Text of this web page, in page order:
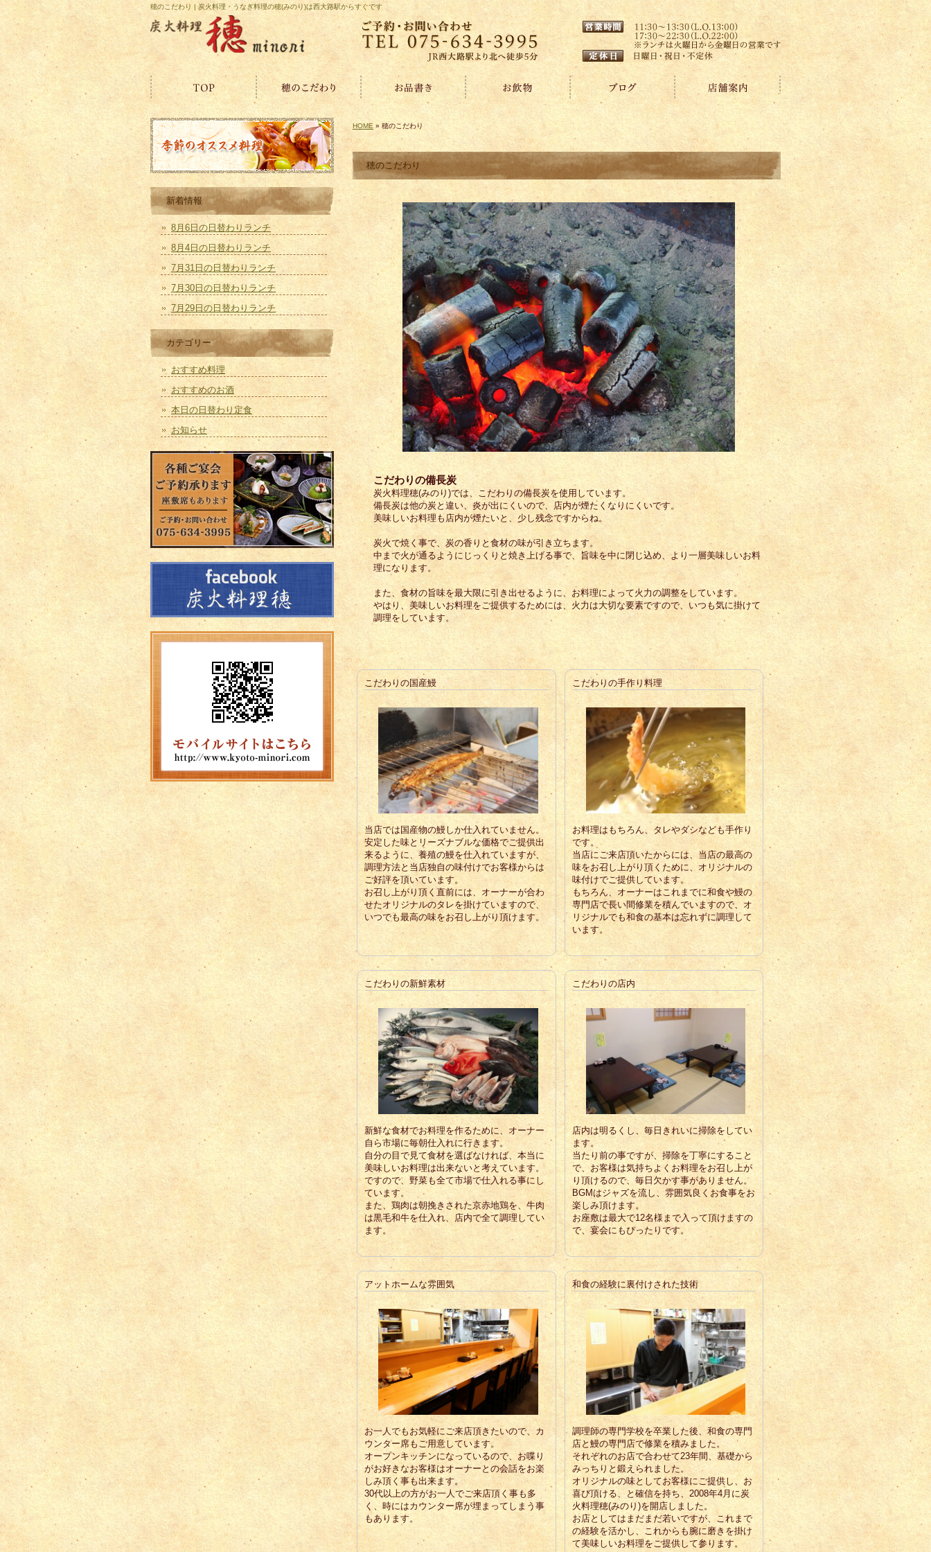
穂のこだわり | 炭火料理・うなぎ料理の穂(みのり)は西大路駅からすぐです
HOME » 穂のこだわり
穂のこだわり
こだわりの備長炭
炭火料理穂(みのり)では、こだわりの備長炭を使用しています。
備長炭は他の炭と違い、炎が出にくいので、店内が煙たくなりにくいです。
美味しいお料理も店内が煙たいと、少し残念ですからね。
炭火で焼く事で、炭の香りと食材の味が引き立ちます。
中まで火が通るようにじっくりと焼き上げる事で、旨味を中に閉じ込め、より一層美味しいお料
理になります。
また、食材の旨味を最大限に引き出せるように、お料理によって火力の調整をしています。
やはり、美味しいお料理をご提供するためには、火力は大切な要素ですので、いつも気に掛けて
調理をしています。
こだわりの国産鰻
当店では国産物の鰻しか仕入れていません。
安定した味とリーズナブルな価格でご提供出
来るように、養殖の鰻を仕入れていますが、
調理方法と当店独自の味付けでお客様からは
ご好評を頂いています。
お召し上がり頂く直前には、オーナーが合わ
せたオリジナルのタレを掛けていますので、
いつでも最高の味をお召し上がり頂けます。
こだわりの手作り料理
お料理はもちろん、タレやダシなども手作り
です。
当店にご来店頂いたからには、当店の最高の
味をお召し上がり頂くために、オリジナルの
味付けでご提供しています。
もちろん、オーナーはこれまでに和食や鰻の
専門店で長い間修業を積んでいますので、オ
リジナルでも和食の基本は忘れずに調理して
います。
こだわりの新鮮素材
新鮮な食材でお料理を作るために、オーナー
自ら市場に毎朝仕入れに行きます。
自分の目で見て食材を選ばなければ、本当に
美味しいお料理は出来ないと考えています。
ですので、野菜も全て市場で仕入れる事にし
ています。
また、鶏肉は朝挽きされた京赤地鶏を、牛肉
は黒毛和牛を仕入れ、店内で全て調理してい
ます。
こだわりの店内
店内は明るくし、毎日きれいに掃除をしてい
ます。
当たり前の事ですが、掃除を丁寧にすること
で、お客様は気持ちよくお料理をお召し上が
り頂けるので、毎日欠かす事がありません。
BGMはジャズを流し、雰囲気良くお食事をお
楽しみ頂けます。
お座敷は最大で12名様まで入って頂けますの
で、宴会にもぴったりです。
アットホームな雰囲気
お一人でもお気軽にご来店頂きたいので、カ
ウンター席もご用意しています。
オープンキッチンになっているので、お喋り
がお好きなお客様はオーナーとの会話をお楽
しみ頂く事も出来ます。
30代以上の方がお一人でご来店頂く事も多
く、時にはカウンター席が埋まってしまう事
もあります。
和食の経験に裏付けされた技術
調理師の専門学校を卒業した後、和食の専門
店と鰻の専門店で修業を積みました。
それぞれのお店で合わせて23年間、基礎から
みっちりと鍛えられました。
オリジナルの味としてお客様にご提供し、お
喜び頂ける、と確信を持ち、2008年4月に炭
火料理穂(みのり)を開店しました。
お店としてはまだまだ若いですが、これまで
の経験を活かし、これからも腕に磨きを掛け
て美味しいお料理をご提供して参ります。
新着情報
8月6日の日替わりランチ
8月4日の日替わりランチ
7月31日の日替わりランチ
7月30日の日替わりランチ
7月29日の日替わりランチ
カテゴリー
おすすめ料理
おすすめのお酒
本日の日替わり定食
お知らせ